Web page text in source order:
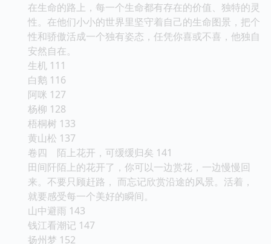
在生命的路上，每一个生命都有存在的价值、独特的灵
性。在他们小小的世界里坚守着自己的生命图景，把个
性和骄傲活成一个独有姿态，任凭你喜或不喜，他独自
安然自在。
生机 111
白鹅 116
阿咪 127
杨柳 128
梧桐树 133
黄山松 137
卷四 陌上花开，可缓缓归矣 141
田间阡陌上的花开了，你可以一边赏花，一边慢慢回
来。不要只顾赶路， 而忘记欣赏沿途的风景。活着，
就要感受每一个美好的瞬间。
山中避雨 143
钱江看潮记 147
扬州梦 152